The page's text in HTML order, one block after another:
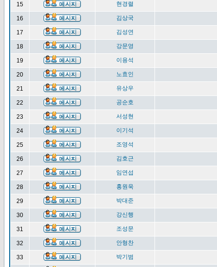
15 현경렬
16 김상국
17 김성연
18 강문영
19 이용석
20 노효인
21 유상우
22 공순호
23 서성현
24 이기석
25 조영석
26 김호근
27 임연섭
28 홍원욱
29 박대준
30 강신행
31 조성문
32 안형찬
33 박기범